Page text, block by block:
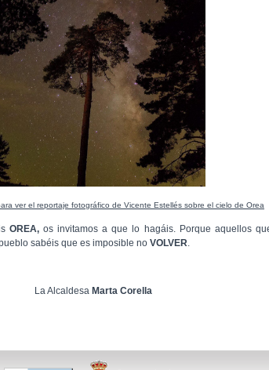
ver el reportaje fotográfico de Vicente Estellés sobre el cielo de Orea
OREA,os invitamos a que lo hagáis. Porque aquellos
sabéis que es imposible no VOLVER.
Marta Corella